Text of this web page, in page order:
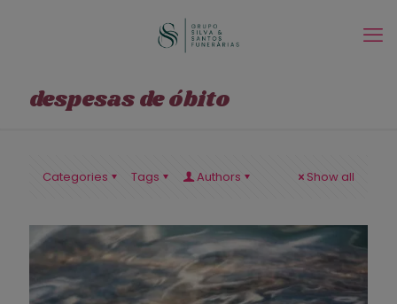
despesas de óbito
Categories Tags Authors Show all